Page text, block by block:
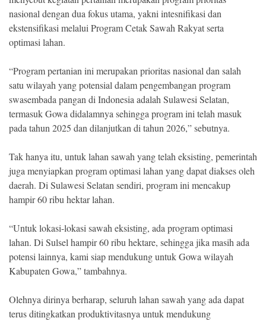
nasional dengan dua fokus utama, yakni intesnifikasi dan
ekstensifikasi melalui Program Cetak Sawah Rakyat serta
optimasi lahan.
“Program pertanian ini merupakan prioritas nasional dan salah
satu wilayah yang potensial dalam pengembangan program
swasembada pangan di Indonesia adalah Sulawesi Selatan,
termasuk Gowa didalamnya sehingga program ini telah masuk
pada tahun 2025 dan dilanjutkan di tahun 2026,” sebutnya.
Tak hanya itu, untuk lahan sawah yang telah eksisting, pemerintah
juga menyiapkan program optimasi lahan yang dapat diakses oleh
daerah. Di Sulawesi Selatan sendiri, program ini mencakup
hampir 60 ribu hektar lahan.
“Untuk lokasi-lokasi sawah eksisting, ada program optimasi
lahan. Di Sulsel hampir 60 ribu hektare, sehingga jika masih ada
potensi lainnya, kami siap mendukung untuk Gowa wilayah
Kabupaten Gowa,” tambahnya.
Olehnya dirinya berharap, seluruh lahan sawah yang ada dapat
terus ditingkatkan produktivitasnya untuk mendukung